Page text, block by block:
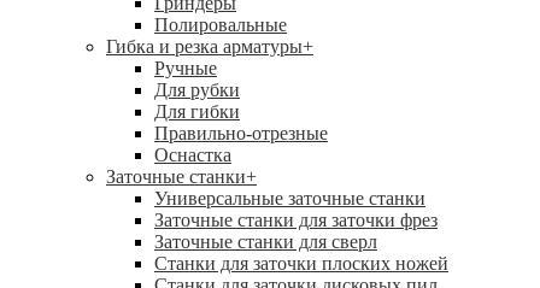
Полировальные
Гибка и резка арматуры+
Ручные
Для рубки
Для гибки
Правильно-отрезные
Оснастка
Заточные станки+
Универсальные заточные станки
Заточные станки для заточки фрез
Заточные станки для сверл
Станки для заточки плоских ножей